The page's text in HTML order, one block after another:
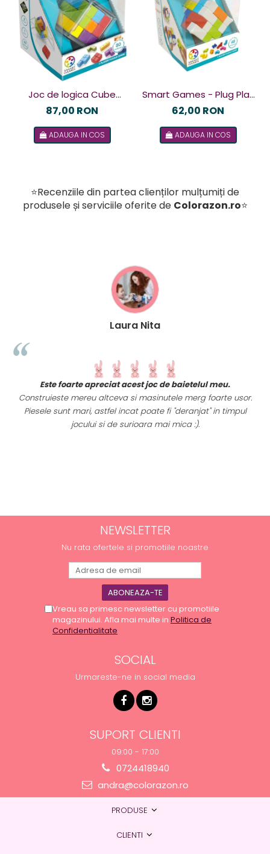
Joc de logica Cube
Puzzler Go, Smart
87,00 RON
ADAUGA IN COS
Smart Games - Plug Play
Puzzler, joc de logica cu
romana
62,00 RON
ADAUGA IN COS
⭐Recenziile din partea clienților mulțumiți de
produsele și serviciile oferite de Colorazon.ro⭐
Laura Nita
Este foarte apreciat acest joc de baietelul meu.
Construieste mereu altceva si masinutele merg foarte usor.
Piesele sunt mari, astfel incat poate fi "deranjat" in timpul
jocului si de surioara mai mica :).
NEWSLETTER
Nu rata ofertele si promotiile noastre
Vreau sa primesc newsletter cu promotiile
magazinului. Afla mai multe in Politica de
Confidentialitate
SOCIAL
Urmareste-ne in social media
SUPORT CLIENTI
09:00 - 17:00
0724418940
andra@colorazon.ro
PRODUSE
CLIENTI